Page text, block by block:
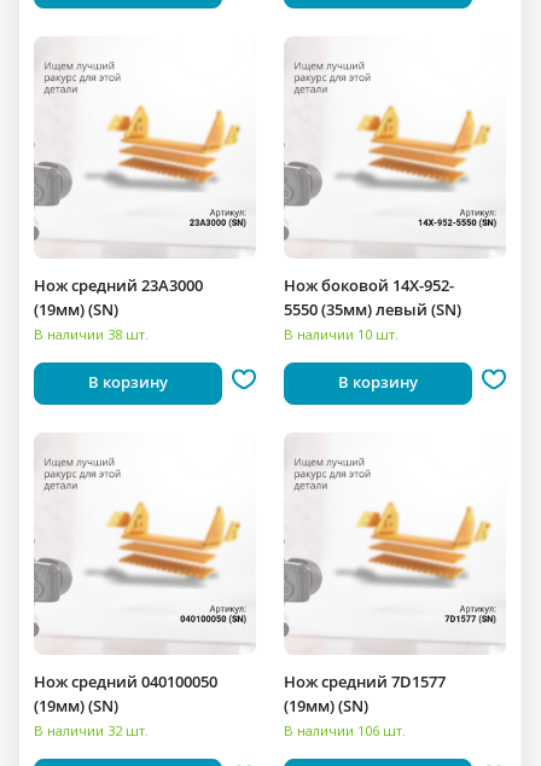
Нож средний 23A3000
(19мм) (SN)
В наличии 38 шт.
В корзину
Нож боковой 14X-952-
5550 (35мм) левый (SN)
В наличии 10 шт.
В корзину
Нож средний 040100050
(19мм) (SN)
В наличии 32 шт.
Нож средний 7D1577
(19мм) (SN)
В наличии 106 шт.